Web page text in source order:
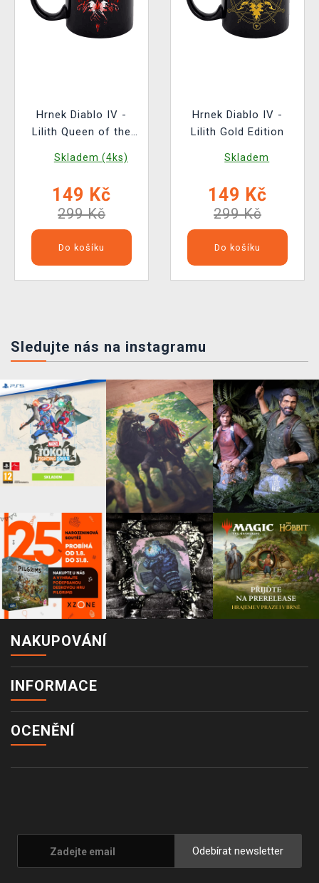
Hrnek Diablo IV -
Lilith Queen of the
Skladem (4ks)
149 Kč
299 Kč
Do košíku
Hrnek Diablo IV -
Lilith Gold Edition
Skladem
149 Kč
299 Kč
Do košíku
Sledujte nás na instagramu
NAKUPOVÁNÍ
INFORMACE
OCENĚNÍ
Odebírat newsletter